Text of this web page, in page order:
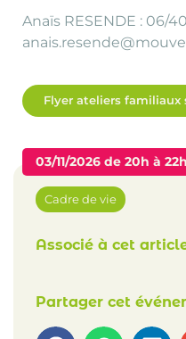
Anaïs RESENDE : 06/
Flyer ateliers familiaux
03/11/2026 de 20h à 22h
Cadre de vie
Associé à cet
Partager cet